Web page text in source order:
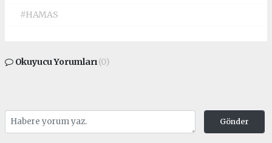
#HAMAS
Okuyucu Yorumları(0)
Gönder